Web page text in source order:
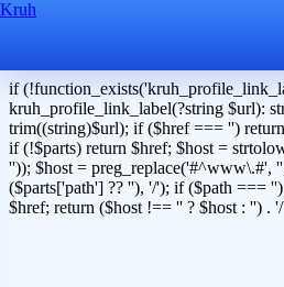
Kruh
if
kruh_profile_link_label(?string $url):
trim((string)$url); if ($href === '')
if (!$parts) return $href; $host =
'')); $host = preg_replace('#^www\.#',
($parts['path'] ?? ''), '/'); if ($path ===
$href; return ($host !== '' ? $host : '') .